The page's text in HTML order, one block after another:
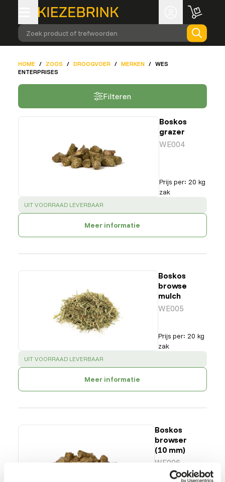
Zoek product of trefwoorden
HOME / ZOOS / DROOGVOER / MERKEN / WES
ENTERPRISES
Filteren
Boskos
grazer
WE004
Prijs per: 20 kg
zak
SUCCESS:
UIT VOORRAAD LEVERBAAR
Meer informatie
Boskos
browse
mulch
WE005
Prijs per: 20 kg
zak
SUCCESS:
UIT VOORRAAD LEVERBAAR
Meer informatie
Boskos
browser
(10 mm)
WE006